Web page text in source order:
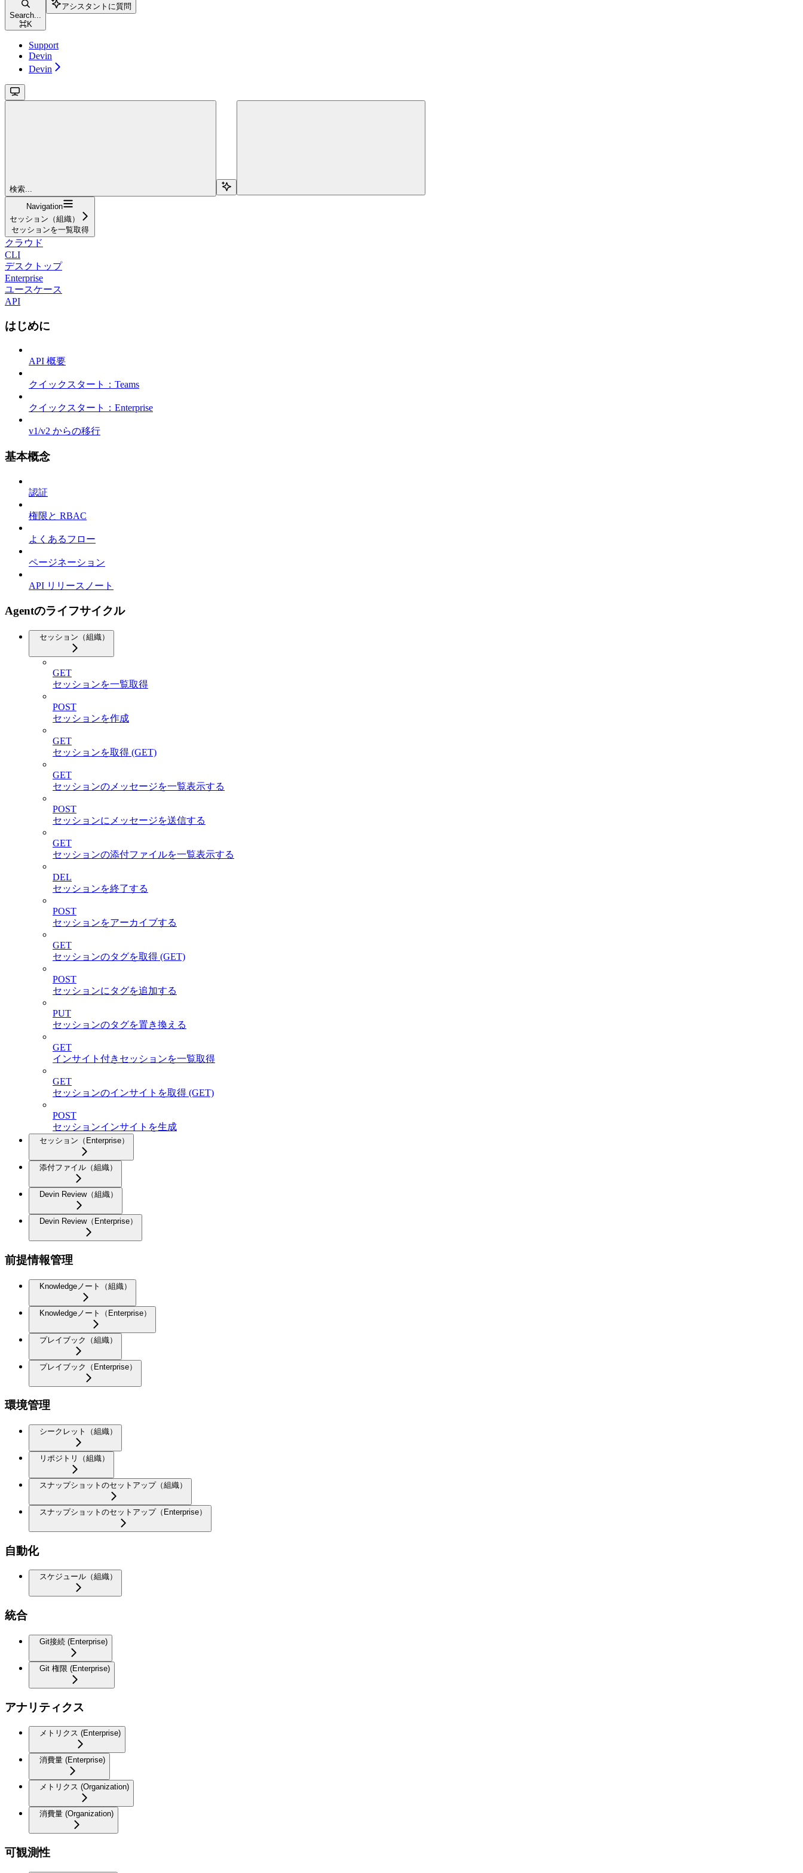
Search...
⌘K
アシスタントに質問
Support
Devin
Devin
検索...
Navigation
セッション（組織）
セッションを一覧取得
クラウド
CLI
デスクトップ
Enterprise
ユースケース
API
はじめに
API 概要
クイックスタート：Teams
クイックスタート：Enterprise
v1/v2 からの移行
基本概念
認証
権限と RBAC
よくあるフロー
ページネーション
API リリースノート
Agentのライフサイクル
セッション（組織）
GET
セッションを一覧取得
POST
セッションを作成
GET
セッションを取得 (GET)
GET
セッションのメッセージを一覧表示する
POST
セッションにメッセージを送信する
GET
セッションの添付ファイルを一覧表示する
DEL
セッションを終了する
POST
セッションをアーカイブする
GET
セッションのタグを取得 (GET)
POST
セッションにタグを追加する
PUT
セッションのタグを置き換える
GET
インサイト付きセッションを一覧取得
GET
セッションのインサイトを取得 (GET)
POST
セッションインサイトを生成
セッション（Enterprise）
添付ファイル（組織）
Devin Review（組織）
Devin Review（Enterprise）
前提情報管理
Knowledgeノート（組織）
Knowledgeノート（Enterprise）
プレイブック（組織）
プレイブック（Enterprise）
環境管理
シークレット（組織）
リポジトリ（組織）
スナップショットのセットアップ（組織）
スナップショットのセットアップ（Enterprise）
自動化
スケジュール（組織）
統合
Git接続 (Enterprise)
Git 権限 (Enterprise)
アナリティクス
メトリクス (Enterprise)
消費量 (Enterprise)
メトリクス (Organization)
消費量 (Organization)
可観測性